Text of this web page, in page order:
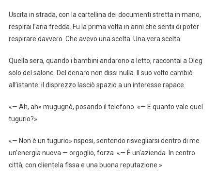
Uscita in strada, con la cartellina dei documenti stretta in mano,
respirai l’aria fredda. Fu la prima volta in anni che sentii di poter
respirare davvero. Che avevo una scelta. Una vera scelta.
Quella sera, quando i bambini andarono a letto, raccontai a Oleg
solo del salone. Del denaro non dissi nulla. Il suo volto cambiò
all’istante: il disprezzo lasciò spazio a un interesse rapace.
«— Ah, ah» mugugnò, posando il telefono. «— E quanto vale quel
tugurio?»
«— Non è un tugurio» risposi, sentendo risvegliarsi dentro di me
un’energia nuova — orgoglio, forza. «— È un’azienda. In centro
città, con clientela fissa e una buona reputazione.»